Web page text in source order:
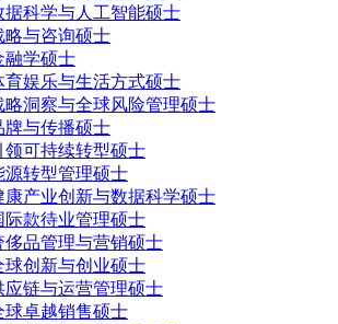
据科学与人工智能硕士
略与咨询硕士
融学硕士
育娱乐与生活方式硕士
略洞察与全球风险管理硕士
牌与传播硕士
领可持续转型硕士
源转型管理硕士
康产业创新与数据科学硕士
际款待业管理硕士
侈品管理与营销硕士
球创新与创业硕士
应链与运营管理硕士
球卓越销售硕士